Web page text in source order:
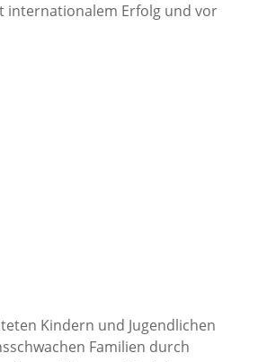
internationalem Erfolg und vor
Kindern und Jugendlichen
Familien durch